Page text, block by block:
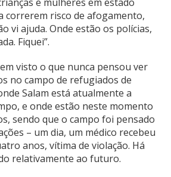
correrem risco de afogamento,
vi ajuda. Onde estão os polícias,
Fiquei”.
visto o que nunca pensou ver
no campo de refugiados de
Salam está atualmente a
e onde estão neste momento
sendo que o campo foi pensado
– um dia, um médico recebeu
anos, vítima de violação. Há
relativamente ao futuro.